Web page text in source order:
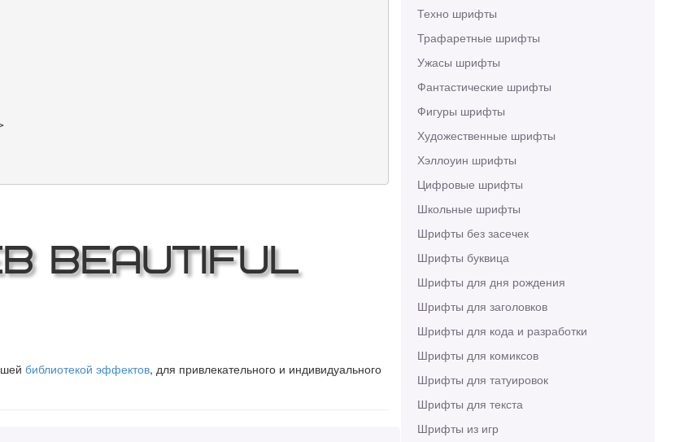
Техно шрифты
Трафаретные шрифты
Ужасы шрифты
Фантастические шрифты
Фигуры шрифты
Художественные шрифты
Хэллоуин шрифты
Цифровые шрифты
Школьные шрифты
Шрифты без засечек
Шрифты буквица
Шрифты для дня рождения
Шрифты для заголовков
Шрифты для кода и разработки
Шрифты для комиксов
Шрифты для татуировок
Шрифты для текста
Шрифты из игр
Beautiful
библиотекой эффектов, для привлекательного и индивидуального